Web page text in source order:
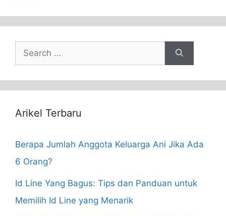
Search
for:
Arikel Terbaru
Berapa Jumlah Anggota Keluarga Ani Jika Ada
6 Orang?
Id Line Yang Bagus: Tips dan Panduan untuk
Memilih Id Line yang Menarik